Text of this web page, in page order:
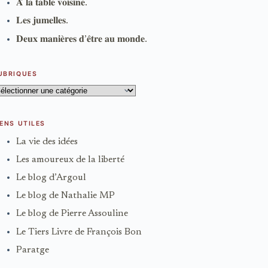
𝐀̀ 𝐥𝐚 𝐭𝐚𝐛𝐥𝐞 𝐯𝐨𝐢𝐬𝐢𝐧𝐞.
𝐋𝐞𝐬 𝐣𝐮𝐦𝐞𝐥𝐥𝐞𝐬.
𝐃𝐞𝐮𝐱 𝐦𝐚𝐧𝐢𝐞̀𝐫𝐞𝐬 𝐝’𝐞̂𝐭𝐫𝐞 𝐚𝐮 𝐦𝐨𝐧𝐝𝐞.
UTILES
La vie des idées
Les amoureux de la liberté
Le blog d’Argoul
Le blog de Nathalie MP
Le blog de Pierre Assouline
Le Tiers Livre de François Bon
Paratge